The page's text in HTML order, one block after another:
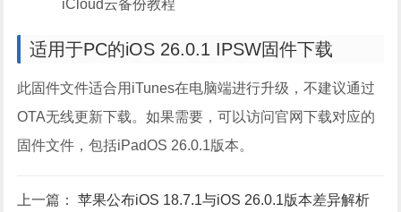
iCloud云备份教程
适用于PC的iOS 26.0.1 IPSW固件下载
此固件文件适合用iTunes在电脑端进行升级，不建议通过
OTA无线更新下载。如果需要，可以访问官网下载对应的
固件文件，包括iPadOS 26.0.1版本。
上一篇：苹果公布iOS 18.7.1与iOS 26.0.1版本差异解析